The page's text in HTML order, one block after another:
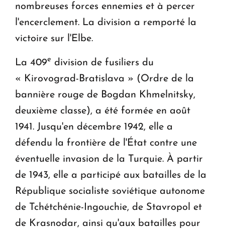
nombreuses forces ennemies et à percer
l'encerclement. La division a remporté la
victoire sur l'Elbe.
La 409e division de fusiliers du
« Kirovograd-Bratislava » (Ordre de la
bannière rouge de Bogdan Khmelnitsky,
deuxième classe), a été formée en août
1941. Jusqu'en décembre 1942, elle a
défendu la frontière de l'État contre une
éventuelle invasion de la Turquie. À partir
de 1943, elle a participé aux batailles de la
République socialiste soviétique autonome
de Tchétchénie-Ingouchie, de Stavropol et
de Krasnodar, ainsi qu'aux batailles pour